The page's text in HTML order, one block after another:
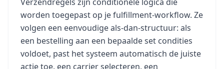
worden toegepast op je fulfillment-workflow. Ze
volgen een eenvoudige als-dan-structuur: als
een bestelling aan een bepaalde set condities
voldoet, past het systeem automatisch de juiste
actie toe, een carrier selecteren, een